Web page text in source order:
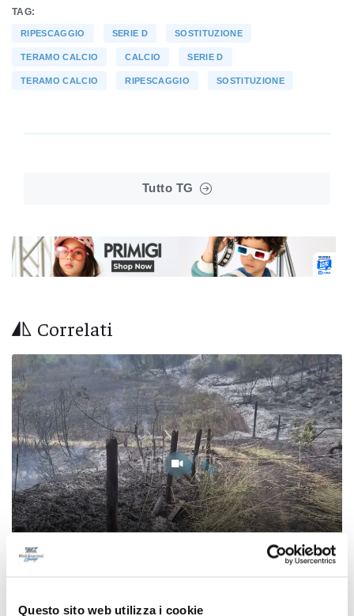
Questo sito web utilizza i cookie
TAG:
RIPESCAGGIO SERIE D SOSTITUZIONE
TERAMO CALCIO CALCIO SERIE D
TERAMO CALCIO RIPESCAGGIO SOSTITUZIONE
Tutto TG
Correlati